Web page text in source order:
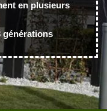
en plusieurs
générations